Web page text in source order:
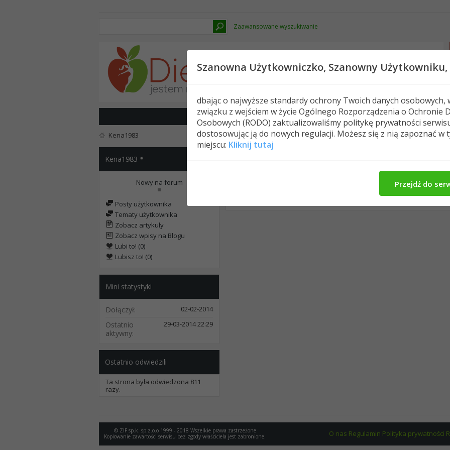
Zaawansowane wyszukiwanie
Nowe posty FAQ Kalendarz
Kena1983
Kena1983
Nowy na forum
Posty użytkownika
Tematy użytkownika
Zobacz artykuły
Zobacz wpisy na Blogu
Lubi to! (0)
Lubisz to! (0)
Mini statystyki
Dołączył 02-02-2014
Ostatnio
aktywny
29-03-201422:29
Ostatnio odwiedzili
Ta strona była odwiedzona 811
razy.
© ZIF sp.k. sp.z.o.o 1999 - 2018 Wszelkie prawa zastrzeżone
Kopiowanie zawartości serwisu bez zgody właściciela jest zabronione.
O nas Regulamin Polityka prywatności
Szanowna Użytkowniczko, Szanowny Użytkowniku,
dbając o najwyższe standardy ochrony Twoich danych osobowych,
związku z wejściem w życie Ogólnego Rozporządzenia o Ochronie
Osobowych (RODO) zaktualizowaliśmy politykę prywatności
dostosowując ją do nowych regulacji. Możesz się z nią zapoznać w
miejscu: Kliknij tutaj
Przejdź do